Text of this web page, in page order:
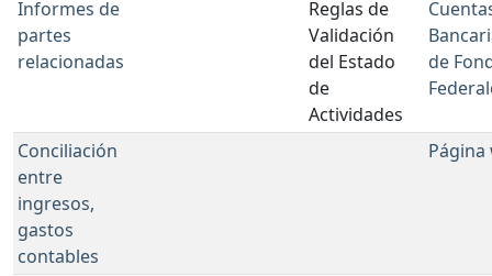
Informes de
partes
relacionadas
Reglas de
Validación
del Estado
de
Actividades
de
Conciliación
entre
ingresos,
gastos
contables
Página